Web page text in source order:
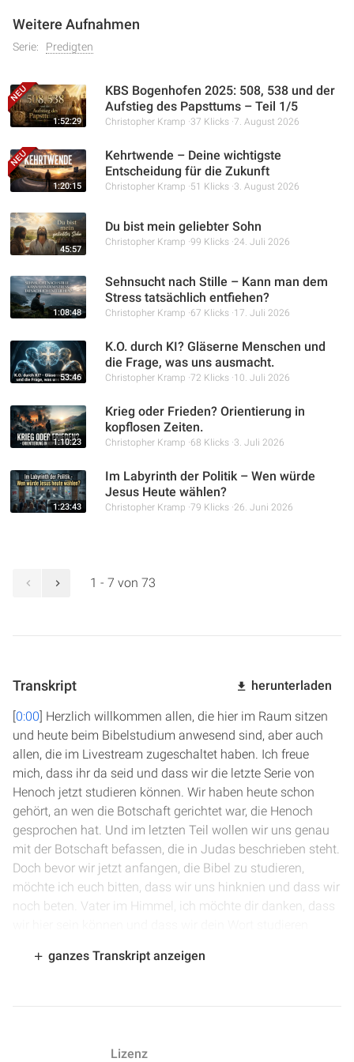
Weitere Aufnahmen
Serie: Predigten
1:52:29
KBS Bogenhofen 2025: 508, 538 und der
Aufstieg des Papsttums – Teil 1/5
Christopher Kramp 37 Klicks 7. August 2026
1:20:15
Kehrtwende – Deine wichtigste
Entscheidung für die Zukunft
Christopher Kramp 51 Klicks 3. August 2026
45:57
Du bist mein geliebter Sohn
Christopher Kramp 99 Klicks 24. Juli 2026
1:08:48
Sehnsucht nach Stille – Kann man dem
Stress tatsächlich entfiehen?
Christopher Kramp 67 Klicks 17. Juli 2026
53:46
K.O. durch KI? Gläserne Menschen und
die Frage, was uns ausmacht.
Christopher Kramp 72 Klicks 10. Juli 2026
1:10:23
Krieg oder Frieden? Orientierung in
kopflosen Zeiten.
Christopher Kramp 68 Klicks 3. Juli 2026
1:23:43
Im Labyrinth der Politik – Wen würde
Jesus Heute wählen?
Christopher Kramp 79 Klicks 26. Juni 2026
1 - 7 von 73
Transkript herunterladen
[0:00] Herzlich willkommen allen, die hier im Raum sitzen
und heute beim Bibelstudium anwesend sind, aber auch
allen, die im Livestream zugeschaltet haben. Ich freue
mich, dass ihr da seid und dass wir die letzte Serie von
Henoch jetzt studieren können. Wir haben heute schon
gehört, an wen die Botschaft gerichtet war, die Henoch
gesprochen hat. Und im letzten Teil wollen wir uns genau
mit der Botschaft befassen, die in Judas beschrieben steht.
Doch bevor wir jetzt anfangen, die Bibel zu studieren,
möchte ich euch bitten, dass wir uns hinknien und dass wir
noch beten. Vater im Himmel, ich möchte dir danken, dass
gegeben hast und dass du uns in deinem Wort viele
] Genau, wir wollen noch mal anfangen, die Botschaft
ganzes Transkript anzeigen
Lizenz